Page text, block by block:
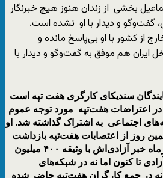
بخشی از زندان هنوز هیچ خبرنگار
گفت‌وگو و دیدار با او نشده است.
از کشور با او بی‌پاسخ مانده و
ایران هم موفق به گفت‌وگو و دیدار با
سندیکای کارگری هفت تپه است
اعتراضات هفت‌تپه مورد توجه عموم
اجتماعی به اشتراک گذاشته شد. او
روز از اعتصابات هفت‌تپه بازداشت
شد و روز چهارشنبه ۲۱ آذرماه خبر آزادی‌اش با وثیقه ۴۰۰ میلیون
تا کنون اما نه در شبکه‌های
در جمع کارگران هفت‌تپه حاضر شده